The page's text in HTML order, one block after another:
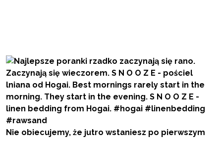
Nie obiecujemy, że jutro wstaniesz po pierwszym